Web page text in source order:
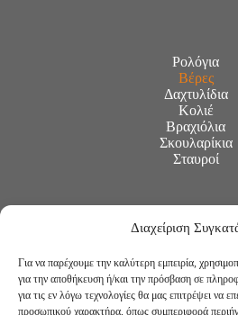
Διαχείριση
Για να παρέχουμε την καλύτερη εμπειρία,
για την αποθήκευση ή/και την πρόσβαση σε
για τις εν λόγω τεχνολογίες θα μας επιτρέψει να
προσωπικού χαρακτήρα, όπως συμπεριφορά
Ρολόγια
Βέρες
Δαχτυλίδια
Κολιέ
Βραχιόλια
Σκουλαρίκια
Σταυροί